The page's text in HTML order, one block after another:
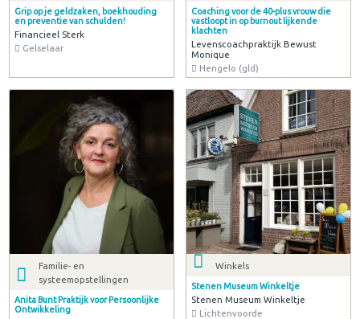
Grip op je geldzaken, boekhouding
en preventie van schulden!
Financieel Sterk
Gelselaar
Coaching voor de 40-plus vrouw die
vastloopt in op burnout lijkende
klachten
Levenscoachpraktijk Bewust
Monique
Hengelo (gld)
Familie- en
systeemopstellingen
Anita Bunt Praktijk voor Persoonlijke
Ontwikkeling
Winkels
Stenen Museum Winkeltje
Stenen Museum Winkeltje
Lichtenvoorde